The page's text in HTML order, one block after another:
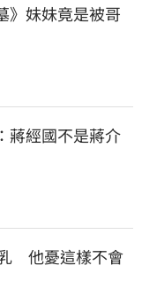
》妹妹竟是被哥
蔣經國不是蔣介
　他憂這樣不會